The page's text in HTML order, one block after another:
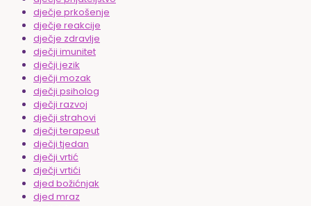
dječje prkošenje
dječje reakcije
dječje zdravlje
dječji imunitet
dječji jezik
dječji mozak
dječji psiholog
dječji razvoj
dječji strahovi
dječji terapeut
dječji tjedan
dječji vrtić
dječji vrtići
djed božićnjak
djed mraz